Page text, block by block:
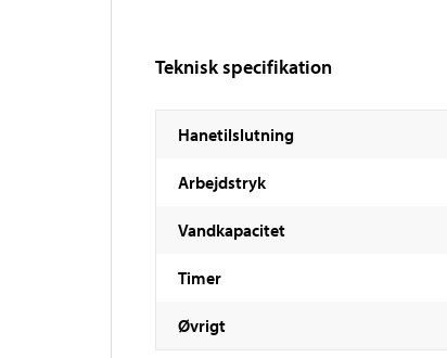
Teknisk specifikation
Hanetilslutning
Arbejdstryk
Vandkapacitet
Timer
Øvrigt